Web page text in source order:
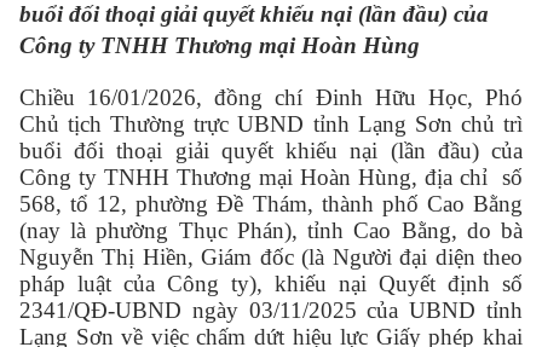
buổi đối thoại giải quyết khiếu nại (lần đầu) của
Công ty TNHH Thương mại Hoàn Hùng
Chiều 16/01/2026, đồng chí Đinh Hữu Học, Phó
Chủ tịch Thường trực UBND tỉnh Lạng Sơn chủ trì
buổi đối thoại giải quyết khiếu nại (lần đầu) của
Công ty TNHH Thương mại Hoàn Hùng, địa chỉ số
568, tổ 12, phường Đề Thám, thành phố Cao Bằng
(nay là phường Thục Phán), tỉnh Cao Bằng, do bà
Nguyễn Thị Hiền, Giám đốc(là Người đại diện theo
pháp luật của Công ty), khiếu nại Quyết định số
2341/QĐ-UBND ngày 03/11/2025 của UBND tỉnh
Lạng Sơn về việc chấm dứt hiệu lực Giấy phép khai